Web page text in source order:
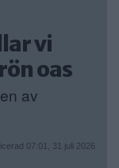
vi
oas
av
07:01, 31 juli 2026